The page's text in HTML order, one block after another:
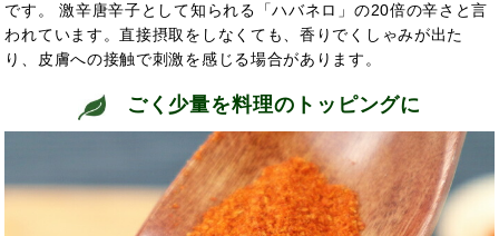
です。 激辛唐辛子として知られる「ハバネロ」の20倍の辛さと言
われています。直接摂取をしなくても、香りでくしゃみが出た
り、皮膚への接触で刺激を感じる場合があります。
ごく少量を料理のトッピングに